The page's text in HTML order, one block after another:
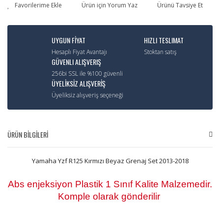
Ürün için Yorum Yaz Ürünü Tavsiye Et
UYGUN FİYAT
Hesaplı Fiyat Avantajı
HIZLI TESLIMAT
Stoktan satış
GÜVENLI ALIŞVERIŞ
256bi SSL ile %100 güvenli
ÜYELİKSİZ ALIŞVERİŞ
Üyeliksiz alışveriş seçeneği
ÜRÜN BİLGİLERİ
Yamaha Yzf R125 Kırmızı Beyaz Grenaj Set 2013-2018
Abs enjeksiyon Plastik 1 Sınıf Kalite Malzemedir.
Komple olarak gönderilir